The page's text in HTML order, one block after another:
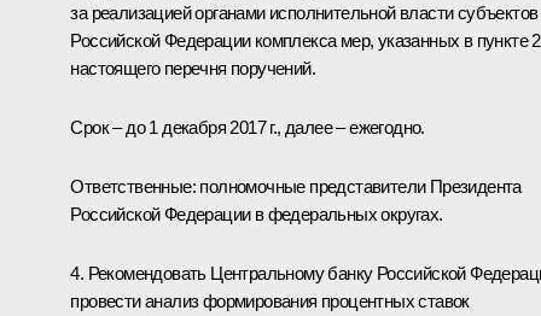
за реализацией органами исполнительной власти субъектов
Российской Федерации комплекса мер, указанных в пункте 2
настоящего перечня поручений.
Срок – до 1 декабря 2017 г., далее – ежегодно.
Ответственные: полномочные представители Президента
Российской Федерации в федеральных округах.
4. Рекомендовать Центральному банку Российской
провести анализ формирования процентных ставок